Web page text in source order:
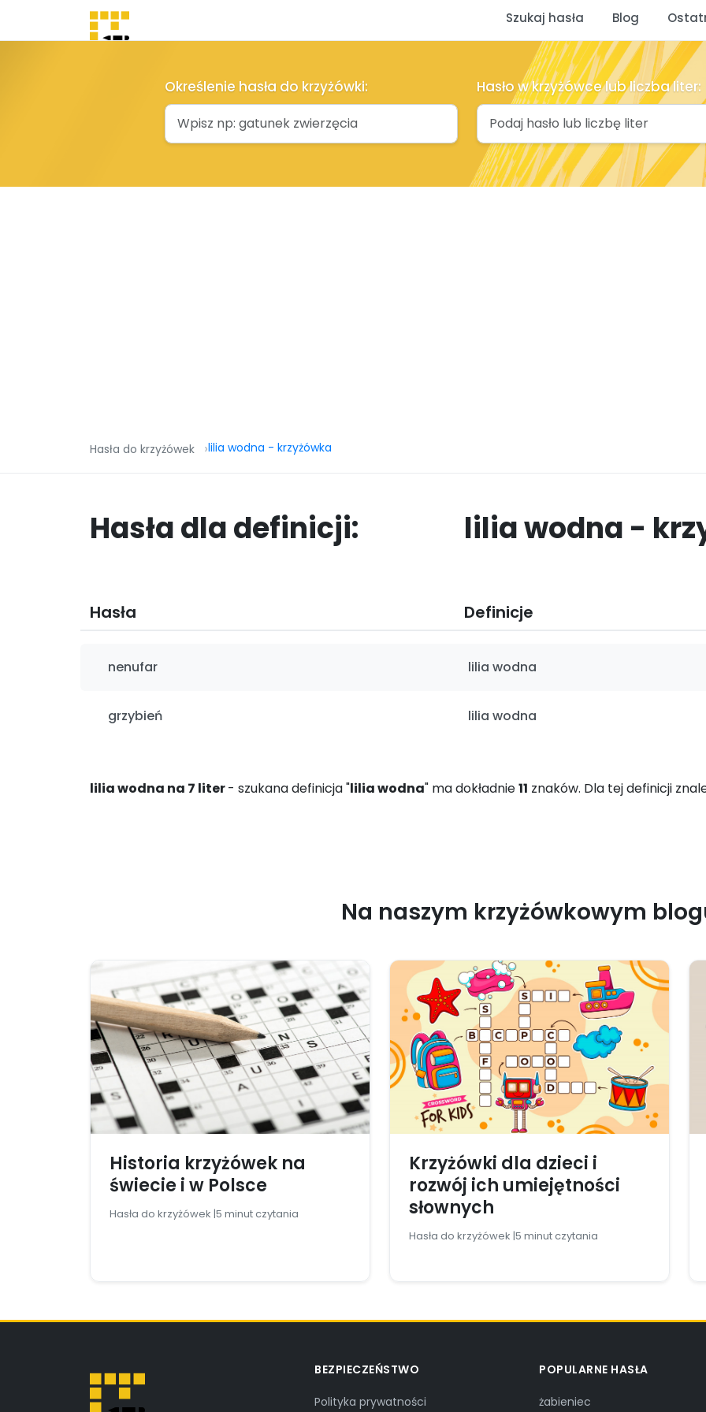
Szukaj hasła Blog
Szukaj
Określenie hasła do krzyżówki: Hasło w krzyżówce lub liczba liter:
Hasła do krzyżówek lilia wodna - krzyżówka
Hasła dla definicji: lilia wodna -
Hasła Definicje
nenufar lilia wodna
grzybień lilia wodna
lilia wodna na 7 liter- szukana definicja "lilia wodna" ma dokładnie11 znaków. Dla tej definicji
Na naszym krzyżówkowym
Historia krzyżówek na
świecie i w Polsce
Hasła do krzyżówek |5 minut czytania
Krzyżówki dla dzieci i
rozwój ich umiejętności
słownych
Hasła do krzyżówek |5 minut czytania
BEZPIECZEŃSTWO
Polityka prywatności
POPULARNE HASŁA
żabieniec